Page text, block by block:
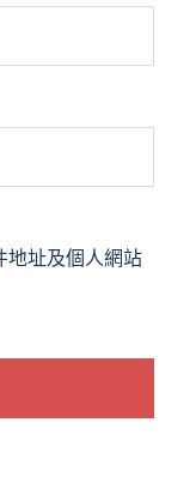
地址及個人網站